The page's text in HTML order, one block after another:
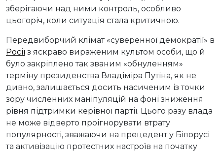
зберігаючи над ними контроль, особливо
цьогоріч, коли ситуація стала критичною.
Передвиборчий клімат «суверенної демократії» в
Росії з яскраво вираженим культом особи, що й
було закріплено так званим «обнуленням»
терміну президенства Владіміра Путіна, як не
дивно, залишається досить насиченим із точки
зору численних маніпуляцій на фоні зниження
рівня підтримки керівної партії. Цього разу влада
не може відверто проігнорувати втрату
популярності, зважаючи на прецедент у Білорусі
та активізацію протестних настроїв на початку